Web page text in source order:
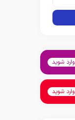
وارد شوید
وارد شوید